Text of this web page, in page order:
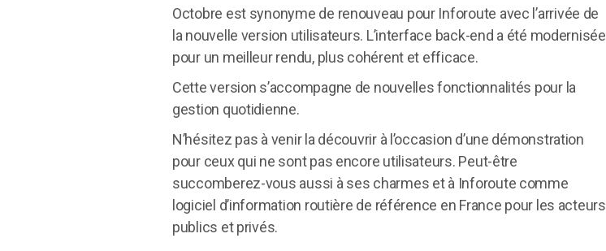
Octobre est synonyme de renouveau pour Inforoute avec l’arrivée de
la nouvelle version utilisateurs. L’interface back-end a été modernisée
pour un meilleur rendu, plus cohérent et efficace.
Cette version s’accompagne de nouvelles fonctionnalités pour la
gestion quotidienne.
N’hésitez pas à venir la découvrir à l’occasion d’une démonstration
pour ceux qui ne sont pas encore utilisateurs. Peut-être
succomberez-vous aussi à ses charmes et à Inforoute comme
logiciel d’information routière de référence en France pour les acteurs
publics et privés.